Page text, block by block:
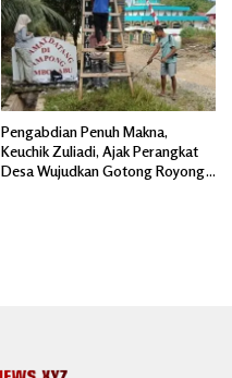
Pengabdian Penuh Makna,
Keuchik Zuliadi, Ajak Perangkat
Desa Wujudkan Gotong Royong,